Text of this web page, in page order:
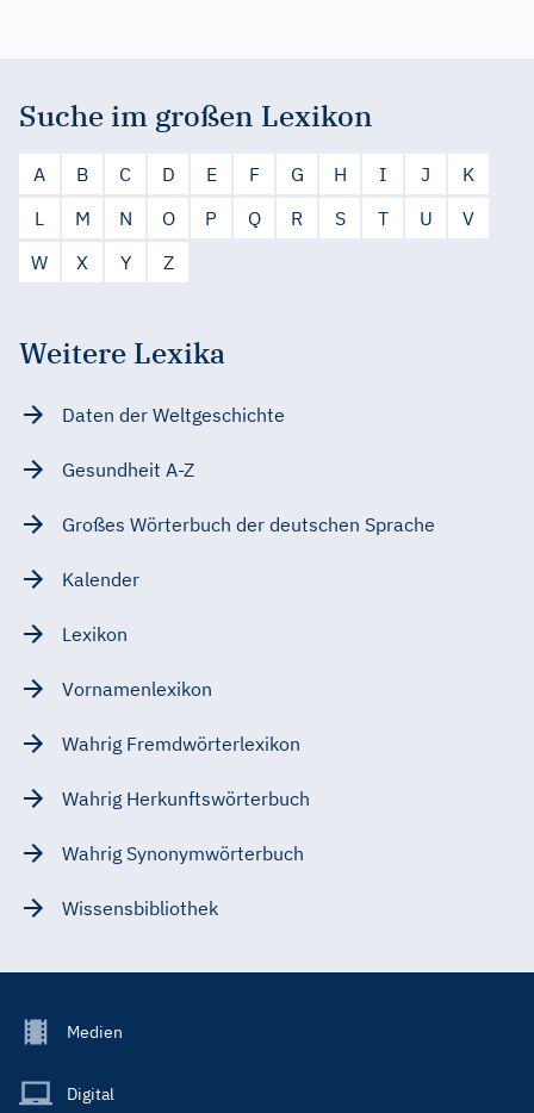
Suche im großen Lexikon
A B C D E F G H I J
K
L
M N O P Q R S T U
V
W
X Y Z
Weitere Lexika
Daten der Weltgeschichte
Gesundheit A-Z
Großes Wörterbuch der deutschen Sprache
Kalender
Lexikon
Vornamenlexikon
Wahrig Fremdwörterlexikon
Wahrig Herkunftswörterbuch
Wahrig Synonymwörterbuch
Wissensbibliothek
Footer
Main
Medien
Digital